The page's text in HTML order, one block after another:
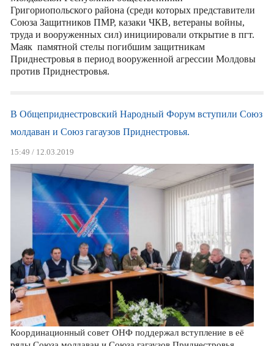
Григориопольского района (среди которых представители
Союза Защитников ПМР, казаки ЧКВ, ветераны войны,
труда и вооруженных сил) инициировали открытие в пгт.
Маяк памятной стелы погибшим защитникам
Приднестровья в период вооруженной агрессии Молдовы
против Приднестровья.
В Общеприднестровский Народный Форум вступили Союз
молдаван и Союз гагаузов Приднестровья.
15:49 / 12.03.2019
Координационный совет ОНФ поддержал вступление в её